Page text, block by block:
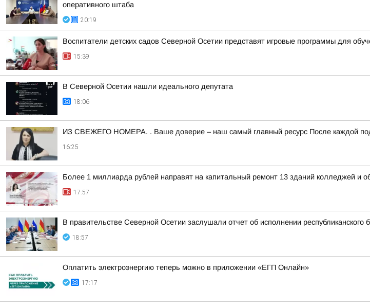
оперативного штаба
20:19
Воспитатели детских садов Северной Осетии представят игровые программы для
15:39
В Северной Осетии нашли идеального депутата
18:06
ИЗ СВЕЖЕГО НОМЕРА. . Ваше доверие – наш самый главный ресурс После каждой
16:25
Более 1 миллиарда рублей направят на капитальный ремонт 13 зданий колледжей и
17:57
В правительстве Северной Осетии заслушали отчет об исполнении республиканского
18:57
Оплатить электроэнергию теперь можно в приложении «ЕГП Онлайн»
17:17